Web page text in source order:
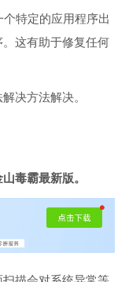
特定的应用程序出
这有助于修复任何
决方法解决。
毒霸最新版。